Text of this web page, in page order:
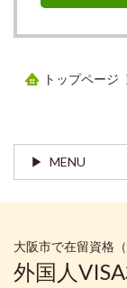
トップページ
MENU
大阪市で在留資格
外国人